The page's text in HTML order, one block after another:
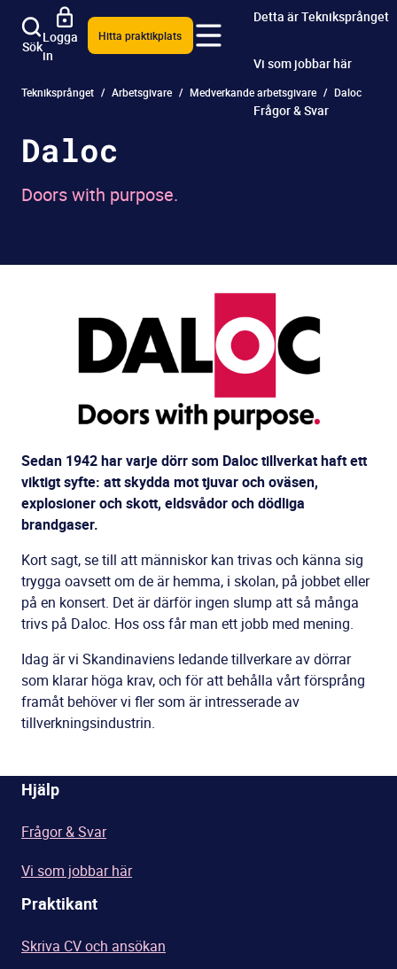
Sök
Logga
in
Hitta praktikplats
Detta är Tekniksprånget
Vi som jobbar här
Frågor & Svar
Tekniksprånget Arbetsgivare Medverkande arbetsgivare Daloc
Daloc
Doors with purpose.
Sedan 1942 har varje dörr som Daloc tillverkat haft ett
viktigt syfte: att skydda mot tjuvar och oväsen,
explosioner och skott, eldsvådor och dödliga
brandgaser.
Kort sagt, se till att människor kan trivas och känna sig
trygga oavsett om de är hemma, i skolan, på jobbet eller
på en konsert. Det är därför ingen slump att så många
trivs på Daloc. Hos oss får man ett jobb med mening.
Idag är vi Skandinaviens ledande tillverkare av dörrar
som klarar höga krav, och för att behålla vårt försprång
framåt behöver vi fler som är intresserade av
tillverkningsindustrin.
Hjälp
Frågor & Svar
Vi som jobbar här
Praktikant
Skriva CV och ansökan